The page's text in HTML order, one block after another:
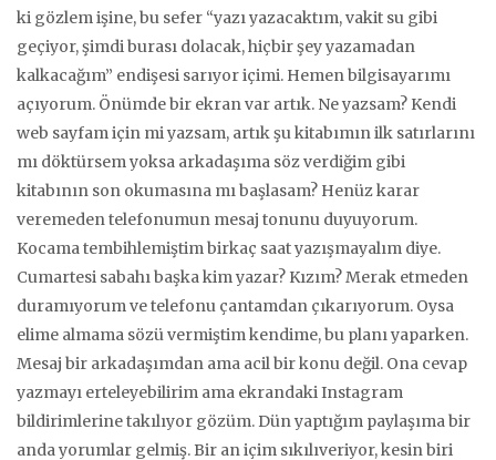
ki gözlem işine, bu sefer “yazı yazacaktım, vakit su gibi
geçiyor, şimdi burası dolacak, hiçbir şey yazamadan
kalkacağım” endişesi sarıyor içimi. Hemen bilgisayarımı
açıyorum. Önümde bir ekran var artık. Ne yazsam? Kendi
web sayfam için mi yazsam, artık şu kitabımın ilk satırlarını
mı döktürsem yoksa arkadaşıma söz verdiğim gibi
kitabının son okumasına mı başlasam? Henüz karar
veremeden telefonumun mesaj tonunu duyuyorum.
Kocama tembihlemiştim birkaç saat yazışmayalım diye.
Cumartesi sabahı başka kim yazar? Kızım? Merak etmeden
duramıyorum ve telefonu çantamdan çıkarıyorum. Oysa
elime almama sözü vermiştim kendime, bu planı yaparken.
Mesaj bir arkadaşımdan ama acil bir konu değil. Ona cevap
yazmayı erteleyebilirim ama ekrandaki Instagram
bildirimlerine takılıyor gözüm. Dün yaptığım paylaşıma bir
anda yorumlar gelmiş. Bir an içim sıkılıveriyor, kesin biri